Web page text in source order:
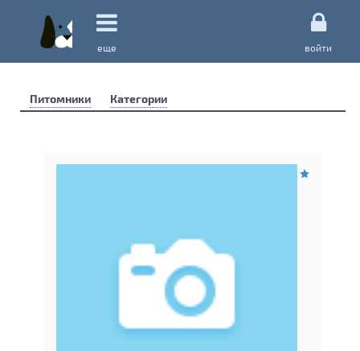
еще войти
Питомники Категории